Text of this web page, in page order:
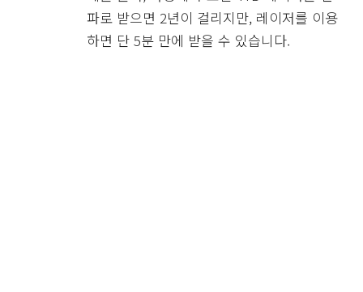
파로 받으면 2년이 걸리지만, 레이저를 이용
하면 단 5분 만에 받을 수 있습니다.